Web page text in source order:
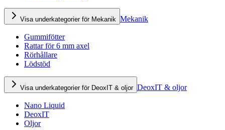
Visa underkategorier för Mekanik Mekanik
Gummifötter
Rattar för 6 mm axel
Rörhållare
Lödstöd
Visa underkategorier för DeoxIT & oljor DeoxIT & oljor
Nano Liquid
DeoxIT
Oljor